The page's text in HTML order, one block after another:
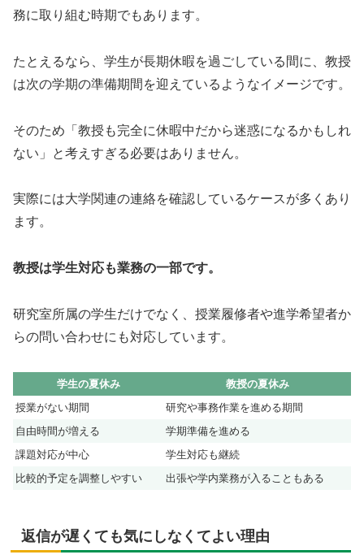
務に取り組む時期でもあります。
たとえるなら、学生が長期休暇を過ごしている間に、教授
は次の学期の準備期間を迎えているようなイメージです。
そのため「教授も完全に休暇中だから迷惑になるかもしれ
ない」と考えすぎる必要はありません。
実際には大学関連の連絡を確認しているケースが多くあり
ます。
教授は学生対応も業務の一部です。
研究室所属の学生だけでなく、授業履修者や進学希望者か
らの問い合わせにも対応しています。
学生の夏休み
教授の夏休み
授業がない期間
研究や事務作業を進める期間
自由時間が増える
学期準備を進める
課題対応が中心
学生対応も継続
比較的予定を調整しやすい
出張や学内業務が入ることもある
返信が遅くても気にしなくてよい理由